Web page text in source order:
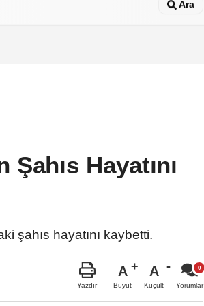
Ara
Hayatını
şahıs hayatını kaybetti.
Yazdır
A
Büyüt
A
Küçült Yorumlar